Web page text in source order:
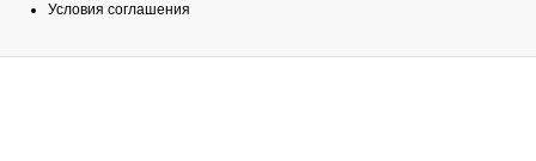
Условия соглашения